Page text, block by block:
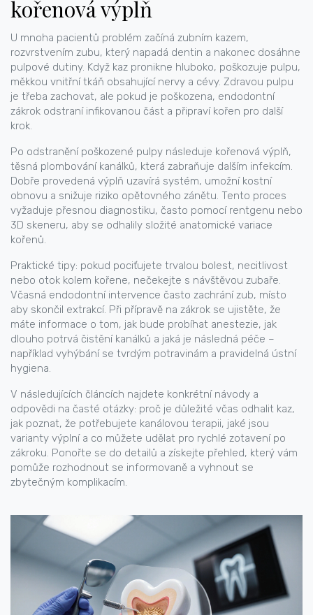
kořenová výplň
U mnoha pacientů problém začíná zubním kazem,
rozvrstvením zubu, který napadá dentin a nakonec dosáhne
pulpové dutiny. Když kaz pronikne hluboko, poškozuje pulpu,
měkkou vnitřní tkáň obsahující nervy a cévy. Zdravou pulpu
je třeba zachovat, ale pokud je poškozena, endodontní
zákrok odstraní infikovanou část a připraví kořen pro další
krok.
Po odstranění poškozené pulpy následuje kořenová výplň,
těsná plombování kanálků, která zabraňuje dalším infekcím.
Dobře provedená výplň uzavírá systém, umožní kostní
obnovu a snižuje riziko opětovného zánětu. Tento proces
vyžaduje přesnou diagnostiku, často pomocí rentgenu nebo
3D skeneru, aby se odhalily složité anatomické variace
kořenů.
Praktické tipy: pokud pociťujete trvalou bolest, necitlivost
nebo otok kolem kořene, nečekejte s návštěvou zubaře.
Včasná endodontní intervence často zachrání zub, místo
aby skončil extrakcí. Při přípravě na zákrok se ujistěte, že
máte informace o tom, jak bude probíhat anestezie, jak
dlouho potrvá čistění kanálků a jaká je následná péče –
například vyhýbání se tvrdým potravinám a pravidelná ústní
hygiena.
V následujících článcích najdete konkrétní návody a
odpovědi na časté otázky: proč je důležité včas odhalit kaz,
jak poznat, že potřebujete kanálovou terapii, jaké jsou
varianty výplní a co můžete udělat pro rychlé zotavení po
zákroku. Ponořte se do detailů a získejte přehled, který vám
pomůže rozhodnout se informovaně a vyhnout se
zbytečným komplikacím.